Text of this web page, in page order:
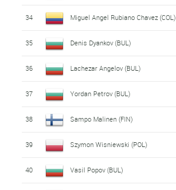
34 Miguel Angel Rubiano Chavez (COL)
35 Denis Dyankov (BUL)
36 Lachezar Angelov (BUL)
37 Yordan Petrov (BUL)
38 Sampo Malinen (FIN)
39 Szymon Wisniewski (POL)
40 Vasil Popov (BUL)